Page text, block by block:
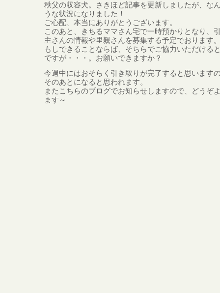
秩父の収容犬。さきほど記事を更新しましたが、な
うな状況になりました！
ご心配、本当にありがとうございます。
このあと、きちるママさん宅で一時預かりとなり、
主さんの情報や里親さんを募集する予定でおります
もしできることならば、そちらでご協力いただける
ですが・・・。お願いできますか？
今週中にはおそらく引き取りが完了すると思います
そのあとになると思われます。
またこちらのブログでお知らせしますので、どうぞ
ます～